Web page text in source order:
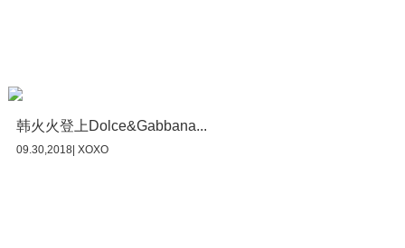
韩火火登上Dolce&Gabbana...
09.30,2018| XOXO